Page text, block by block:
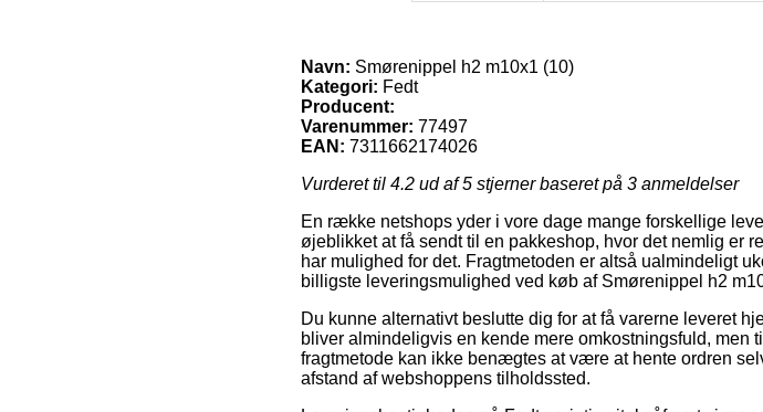
Navn: Smørenippel h2 m10x1 (10)
Kategori: Fedt
Producent:
Varenummer: 77497
EAN: 7311662174026
Vurderet til 4.2 ud af 5 stjerner baseret på 3 anmeldelser
En række netshops yder i vore dage mange forskellige
øjeblikket at få sendt til en pakkeshop, hvor det nemlig er
har mulighed for det. Fragtmetoden er altså ualmindeligt
billigste leveringsmulighed ved køb af Smørenippel h2
Du kunne alternativt beslutte dig for at få varerne leveret
bliver almindeligvis en kende mere omkostningsfuld,
fragtmetode kan ikke benægtes at være at hente ordren
afstand af webshoppens tilholdssted.